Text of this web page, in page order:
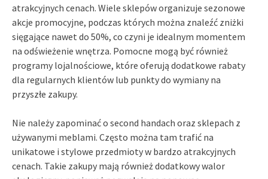
atrakcyjnych cenach. Wiele sklepów organizuje sezonowe
akcje promocyjne, podczas których można znaleźć zniżki
sięgające nawet do 50%, co czyni je idealnym momentem
na odświeżenie wnętrza. Pomocne mogą być również
programy lojalnościowe, które oferują dodatkowe rabaty
dla regularnych klientów lub punkty do wymiany na
przyszłe zakupy.
Nie należy zapominać o second handach oraz sklepach z
używanymi meblami. Często można tam trafić na
unikatowe i stylowe przedmioty w bardzo atrakcyjnych
cenach. Takie zakupy mają również dodatkowy walor